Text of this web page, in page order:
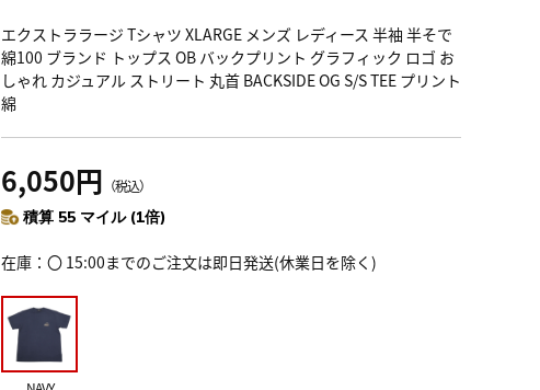
エクストララージ Tシャツ XLARGE メンズ レディース 半袖 半そで
綿100 ブランド トップス OB バックプリント グラフィック ロゴ お
しゃれ カジュアル ストリート 丸首 BACKSIDE OG S/S TEE プリント
綿
6,050円 （税込）
積算 55 マイル (1倍)
在庫 〇 15:00までのご注文は即日発送(休業日を除く)